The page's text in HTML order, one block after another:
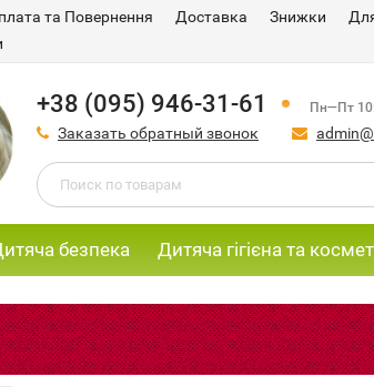
та Повернення Доставка Знижки
+38 (095) 946-31-61 Пн—Пт
Заказать обратный звонок
безпека Дитяча гігієна та